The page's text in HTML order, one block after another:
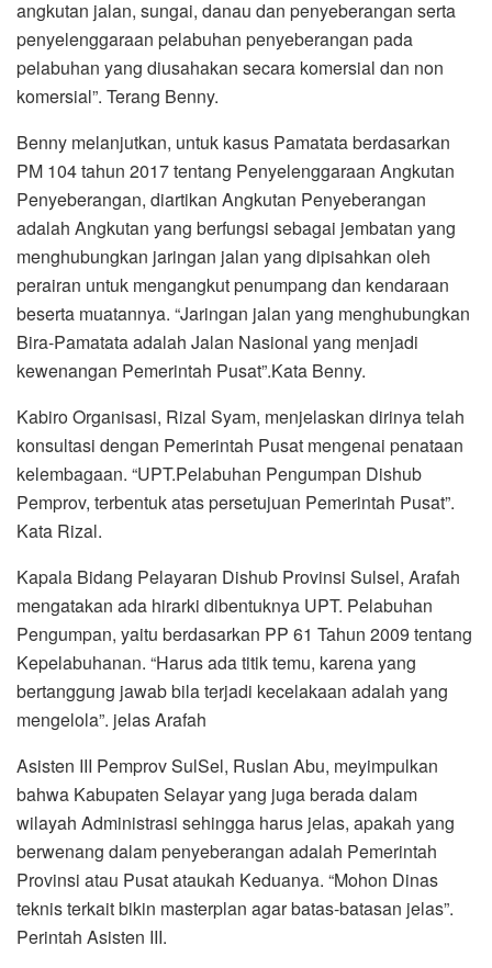
angkutan jalan, sungai, danau dan penyeberangan serta
penyelenggaraan pelabuhan penyeberangan pada
pelabuhan yang diusahakan secara komersial dan non
komersial”. Terang Benny.
Benny melanjutkan, untuk kasus Pamatata berdasarkan
PM 104 tahun 2017 tentang Penyelenggaraan Angkutan
Penyeberangan, diartikan Angkutan Penyeberangan
adalah Angkutan yang berfungsi sebagai jembatan yang
menghubungkan jaringan jalan yang dipisahkan oleh
perairan untuk mengangkut penumpang dan kendaraan
beserta muatannya. “Jaringan jalan yang menghubungkan
Bira-Pamatata adalah Jalan Nasional yang menjadi
kewenangan Pemerintah Pusat”.Kata Benny.
Kabiro Organisasi, Rizal Syam, menjelaskan dirinya telah
konsultasi dengan Pemerintah Pusat mengenai penataan
kelembagaan. “UPT.Pelabuhan Pengumpan Dishub
Pemprov, terbentuk atas persetujuan Pemerintah Pusat”.
Kata Rizal.
Kapala Bidang Pelayaran Dishub Provinsi Sulsel, Arafah
mengatakan ada hirarki dibentuknya UPT. Pelabuhan
Pengumpan, yaitu berdasarkan PP 61 Tahun 2009 tentang
Kepelabuhanan. “Harus ada titik temu, karena yang
bertanggung jawab bila terjadi kecelakaan adalah yang
mengelola”. jelas Arafah
Asisten III Pemprov SulSel, Ruslan Abu, meyimpulkan
bahwa Kabupaten Selayar yang juga berada dalam
wilayah Administrasi sehingga harus jelas, apakah yang
berwenang dalam penyeberangan adalah Pemerintah
Provinsi atau Pusat ataukah Keduanya. “Mohon Dinas
teknis terkait bikin masterplan agar batas-batasan jelas”.
Perintah Asisten III.